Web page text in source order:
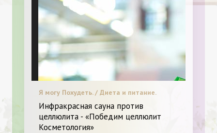
Я могу Похудеть. / Диета и питание.
Инфракрасная сауна против
целлюлита - «Победим целлюлит
Косметология»